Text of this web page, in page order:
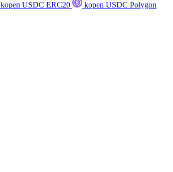
kopen USDC ERC20
kopen USDC Polygon